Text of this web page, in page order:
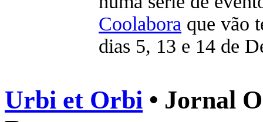
Coolabora que vão
dias 5, 13 e 14 de
Urbi et Orbi • Jornal